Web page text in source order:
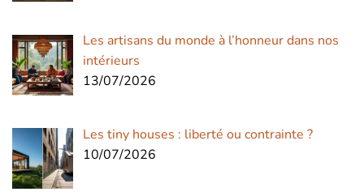
Les artisans du monde à l’honneur dans nos
intérieurs
13/07/2026
Les tiny houses : liberté ou contrainte ?
10/07/2026